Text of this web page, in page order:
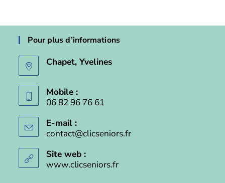
Pour plus d’informations
Chapet, Yvelines
Mobile :
06 82 96 76 61
E-mail :
contact@clicseniors.fr
Site web :
www.clicseniors.fr